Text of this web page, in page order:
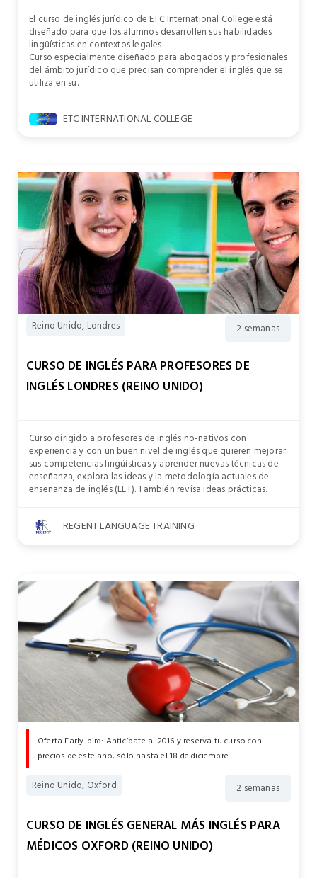
El curso de inglés jurídico de ETC International College está
diseñado para que los alumnos desarrollen sus habilidades
lingüísticas en contextos legales.
Curso especialmente diseñado para abogados y profesionales
del ámbito jurídico que precisan comprender el inglés que se
utiliza en su.
ETC INTERNATIONAL COLLEGE
Reino Unido, Londres 2 semanas
CURSO DE INGLÉS PARA PROFESORES DE
INGLÉS LONDRES (REINO UNIDO)
Curso dirigido a profesores de inglés no-nativos con
experiencia y con un buen nivel de inglés que quieren mejorar
sus competencias lingüísticas y aprender nuevas técnicas de
enseñanza, explora las ideas y la metodología actuales de
enseñanza de inglés (ELT). También revisa ideas prácticas.
REGENT LANGUAGE TRAINING
Oferta Early-bird: Anticípate al 2016 y reserva tu curso con
precios de este año, sólo hasta el 18 de diciembre.
Reino Unido, Oxford 2 semanas
CURSO DE INGLÉS GENERAL MÁS INGLÉS PARA
MÉDICOS OXFORD (REINO UNIDO)